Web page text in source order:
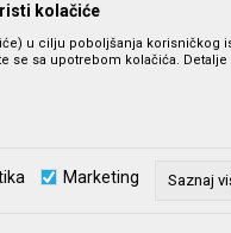
cena, ali ne možemo da
kolačiće
u cilju poboljšanja korisničkog
se sa upotrebom kolačića.
Marketing Saznaj